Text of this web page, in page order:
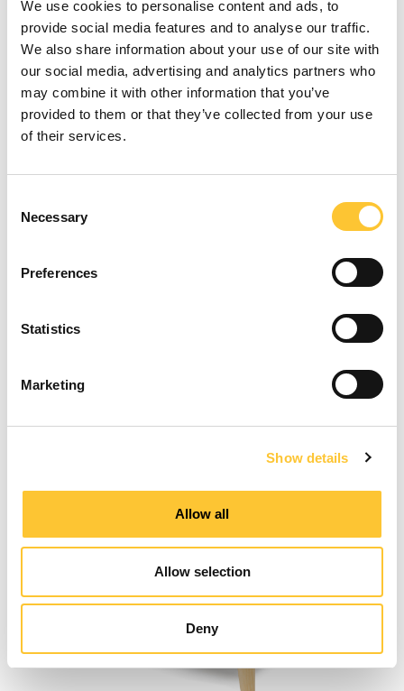
We use cookies to personalise content and ads, to
provide social media features and to analyse our traffic.
We also share information about your use of our site with
our social media, advertising and analytics partners who
may combine it with other information that you’ve
provided to them or that they’ve collected from your use
of their services.
Selection
Necessary
Preferences
Statistics
Marketing
Show details
Allow all
Allow selection
Deny